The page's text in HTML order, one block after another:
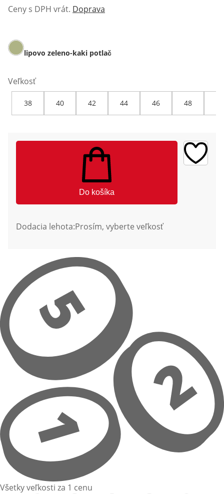
Ceny s DPH vrát. Doprava
lipovo zeleno-kaki potlač
Veľkosť
38 40 42 44 46 48
Do košíka
Dodacia lehota:Prosím, vyberte veľkosť
Všetky veľkosti za 1 cenu